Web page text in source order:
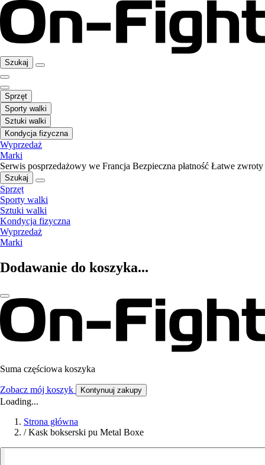
Szukaj
Sprzęt
Sporty walki
Sztuki walki
Kondycja fizyczna
Wyprzedaż
Marki
Serwis posprzedażowy we Francja Bezpieczna płatność Łatwe zwroty
Szukaj
Sprzęt
Sporty walki
Sztuki walki
Kondycja fizyczna
Wyprzedaż
Marki
Dodawanie do koszyka...
Suma częściowa koszyka
Zobacz mój koszyk Kontynuuj zakupy
Loading...
Strona główna
/ Kask bokserski pu Metal Boxe